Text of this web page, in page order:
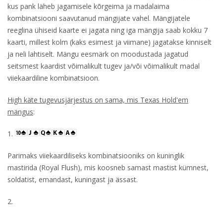
kus pank läheb jagamisele kõrgeima ja madalaima
kombinatsiooni saavutanud mängijate vahel. Mängijatele
reeglina ühiseid kaarte ei jagata ning iga mängija saab kokku 7
kaarti, millest kolm (kaks esimest ja viimane) jagatakse kinniselt
ja neli lahtiselt. Mängu eesmärk on moodustada jagatud
seitsmest kaardist võimalikult tugev ja/või võimalikult madal
viiekaardiline kombinatsioon.
High käte tugevusjärjestus on sama, mis Texas Hold'em
mängus:
1.
Parimaks viiekaardiliseks kombinatsiooniks on kuninglik
mastirida (Royal Flush), mis koosneb samast mastist kümnest,
soldatist, emandast, kuningast ja ässast.
2.